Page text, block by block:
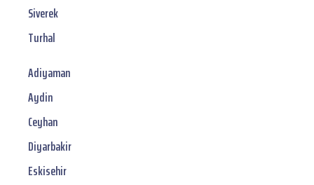
Siverek
Turhal
Adiyaman
Aydin
Ceyhan
Diyarbakir
Eskisehir